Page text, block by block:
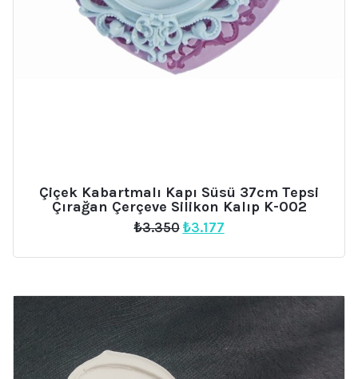
Çiçek Kabartmalı Kapı Süsü 37cm Tepsi
Çırağan Çerçeve Silikon Kalıp K-002
₺3.350 Orijinal
₺3.350.
₺3.177Şu
fiyat: